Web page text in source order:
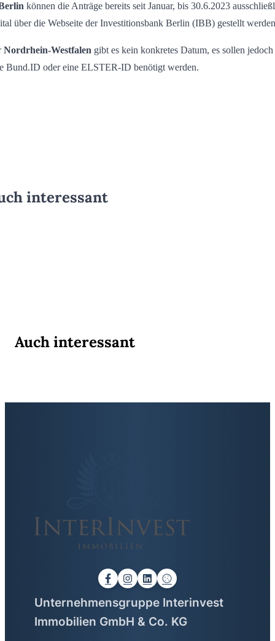
können die Anträge bereits seit Januar, bis 30.6.2023
über die Webseite der Investitionsbank Berlin (IBB) gestellt
Nordrhein-Westfalen gibt es kein konkretes Datum, es sollen jedoch
Bund.ID oder eine ELSTER-ID benötigt werden.
interessant
Auch interessant
Unternehmensgruppe Interinvest
Immobilien GmbH & Co. KG